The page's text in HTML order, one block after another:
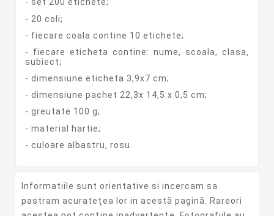
- set 200 etichete;
- 20 coli;
- fiecare coala contine 10 etichete;
- fiecare eticheta contine: nume, scoala, clasa,
subiect;
- dimensiune eticheta 3,9x7 cm;
- dimensiune pachet 22,3x 14,5 x 0,5 cm;
- greutate 100 g;
- material hartie;
- culoare albastru, rosu.
Informatiile sunt orientative si incercam sa
pastram acurateţea lor in acestă pagină. Rareori